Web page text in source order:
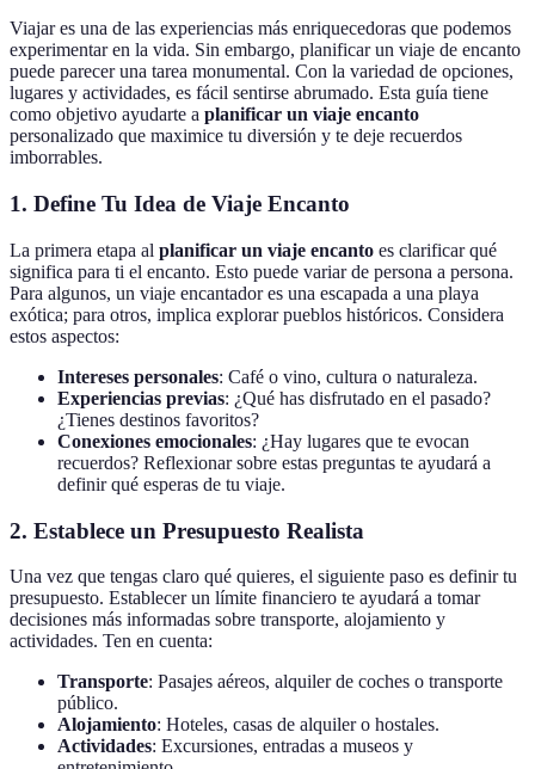
Viajar es una de las experiencias más enriquecedoras que podemos
experimentar en la vida. Sin embargo, planificar un viaje de encanto
puede parecer una tarea monumental. Con la variedad de opciones,
lugares y actividades, es fácil sentirse abrumado. Esta guía tiene
como objetivo ayudarte a planificar un viaje encanto
personalizado que maximice tu diversión y te deje recuerdos
imborrables.
1. Define Tu Idea de Viaje Encanto
La primera etapa al planificar un viaje encanto es clarificar qué
significa para ti el encanto. Esto puede variar de persona a persona.
Para algunos, un viaje encantador es una escapada a una playa
exótica; para otros, implica explorar pueblos históricos. Considera
estos aspectos:
Intereses personales: Café o vino, cultura o naturaleza.
Experiencias previas: ¿Qué has disfrutado en el pasado?
¿Tienes destinos favoritos?
Conexiones emocionales: ¿Hay lugares que te evocan
recuerdos? Reflexionar sobre estas preguntas te ayudará a
definir qué esperas de tu viaje.
2. Establece un Presupuesto Realista
Una vez que tengas claro qué quieres, el siguiente paso es definir tu
presupuesto. Establecer un límite financiero te ayudará a tomar
decisiones más informadas sobre transporte, alojamiento y
actividades. Ten en cuenta:
Transporte: Pasajes aéreos, alquiler de coches o transporte
público.
Alojamiento: Hoteles, casas de alquiler o hostales.
Actividades: Excursiones, entradas a museos y